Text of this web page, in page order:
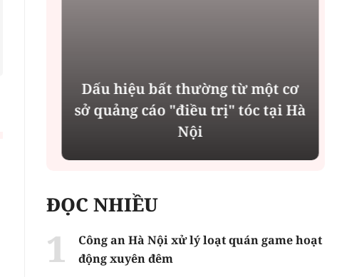
Dấu hiệu bất thường từ một cơ
sở quảng cáo "điều trị" tóc tại Hà
Nội
ĐỌC NHIỀU
Công an Hà Nội xử lý loạt quán game hoạt
động xuyên đêm